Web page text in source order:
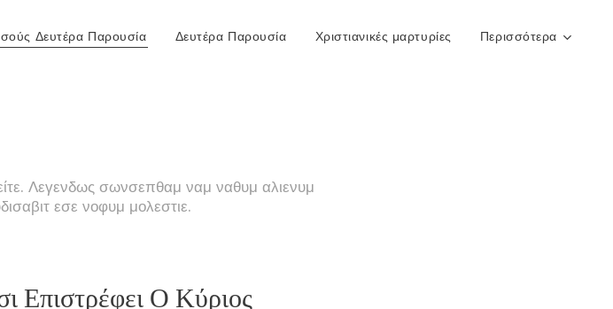
Δευτέρα Παρουσία Δευτέρα Παρουσία Χριστιανικές μαρτυρίες Περισσότερα
Λεγενδως σωνσεπθαμ ναμ ναθυμ αλιενυμ
εσε νοφυμ μολεστιε.
Επιστρέφει Ο Κύριος